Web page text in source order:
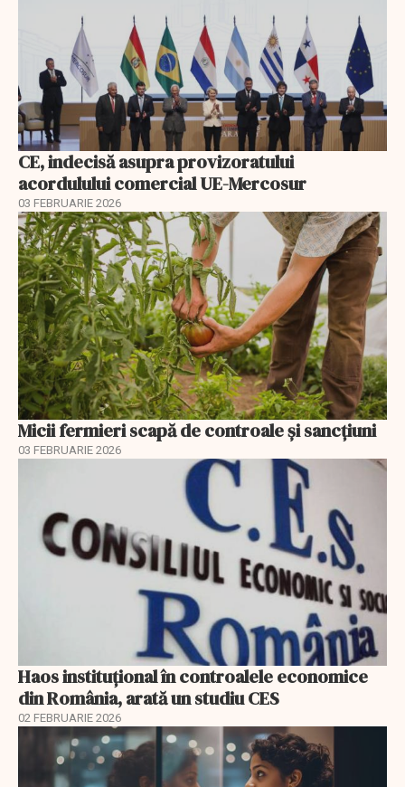
CE, indecisă asupra provizoratului
acordulului comercial UE-Mercosur
03 FEBRUARIE 2026
Micii fermieri scapă de controale și sancțiuni
03 FEBRUARIE 2026
Haos instituțional în controalele economice
din România, arată un studiu CES
02 FEBRUARIE 2026